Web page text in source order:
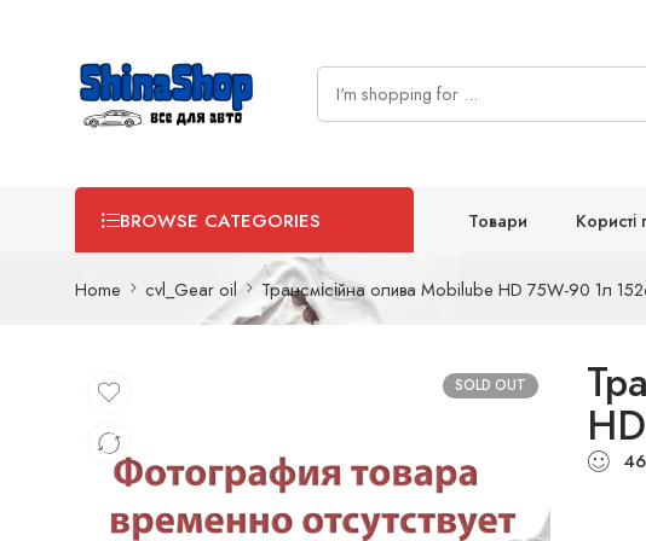
BROWSE CATEGORIES Товари
Home cvl_Gear oil Трансмісійна олива Mobilube HD 75W-90 1л
SOLD OUT
46